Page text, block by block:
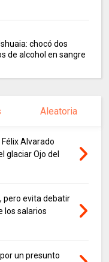
chocó dos
de alcohol en sangre
Aleatoria
Alvarado
glaciar Ojo del
pero evita debatir
los salarios
un presunto